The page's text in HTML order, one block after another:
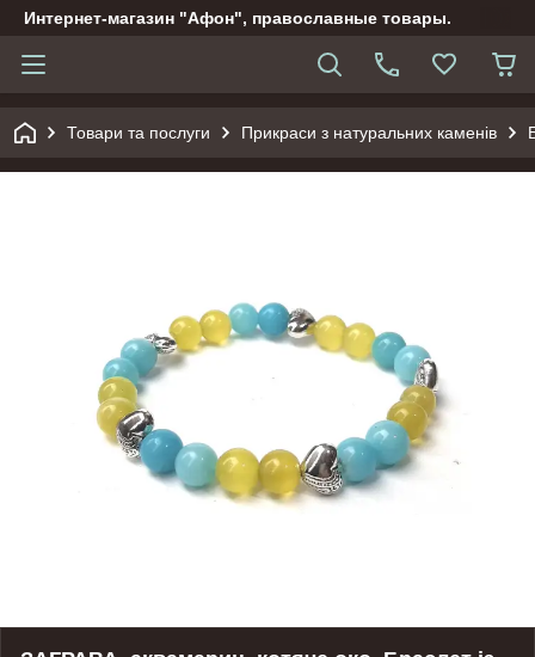
Интернет-магазин "Афон", православные товары.
Товари та послуги Прикраси з натуральних каменів